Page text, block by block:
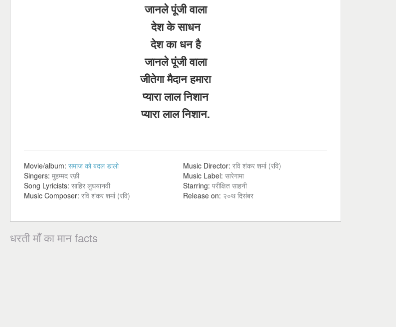
जानले पूंजी वाला
देश के साधन
देश का धन है
जानले पूंजी वाला
जीतेगा मैदान हमारा
प्यारा लाल निशान
प्यारा लाल निशान.
Movie/album: समाज को बदल डालो
Singers: मुहम्मद रफ़ी
Song Lyricists: साहिर लुधयानवी
Music Composer: रवि शंकर शर्मा (रवि)
Music Director: रवि शंकर शर्मा (रवि)
Music Label: सारेगामा
Starring: परीक्षित साहनी
Release on: २०थ दिसंबर
धरती माँ का मान facts